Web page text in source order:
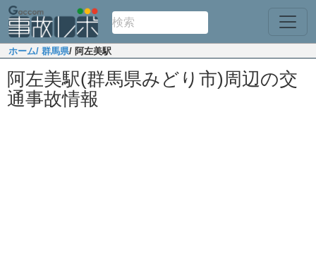
ホーム/ 群馬県/ 阿左美駅
阿左美駅(群馬県みどり市)周辺の交
通事故情報